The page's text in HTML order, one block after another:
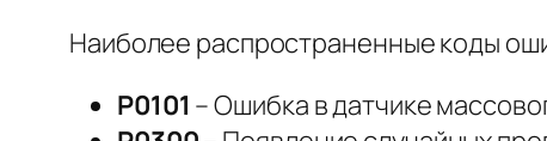
Наиболее распространенные коды
P0101 – Ошибка в датчике